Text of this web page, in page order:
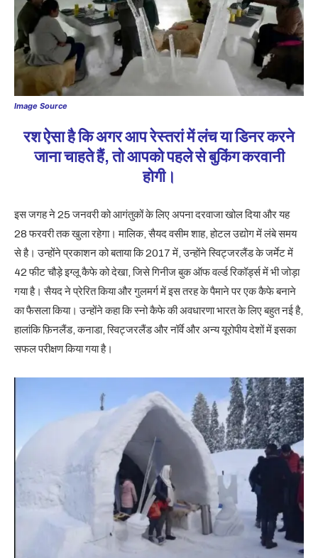
Image Source
रश ऐसा है कि अगर आप रेस्तरां में लंच या डिनर करने
जाना चाहते हैं, तो आपको पहले से बुकिंग करवानी
होगी।
इस जगह ने 25 जनवरी को आगंतुकों के लिए अपना दरवाजा खोल दिया और यह
28 फरवरी तक खुला रहेगा। मालिक, सैयद वसीम शाह, होटल उद्योग में लंबे समय
से है। उन्होंने प्रकाशन को बताया कि 2017 में, उन्होंने स्विट्जरलैंड के जर्मेट में
42 फीट चौड़े इग्लू कैफे को देखा, जिसे गिनीज बुक ऑफ वर्ल्ड रिकॉर्ड्स में भी जोड़ा
गया है। सैयद ने प्रेरित किया और गुलमर्ग में इस तरह के पैमाने पर एक कैफे बनाने
का फैसला किया। उन्होंने कहा कि स्नो कैफे की अवधारणा भारत के लिए बहुत नई है,
हालांकि फ़िनलैंड, कनाडा, स्विट्जरलैंड और नॉर्वे और अन्य यूरोपीय देशों में इसका
सफल परीक्षण किया गया है।